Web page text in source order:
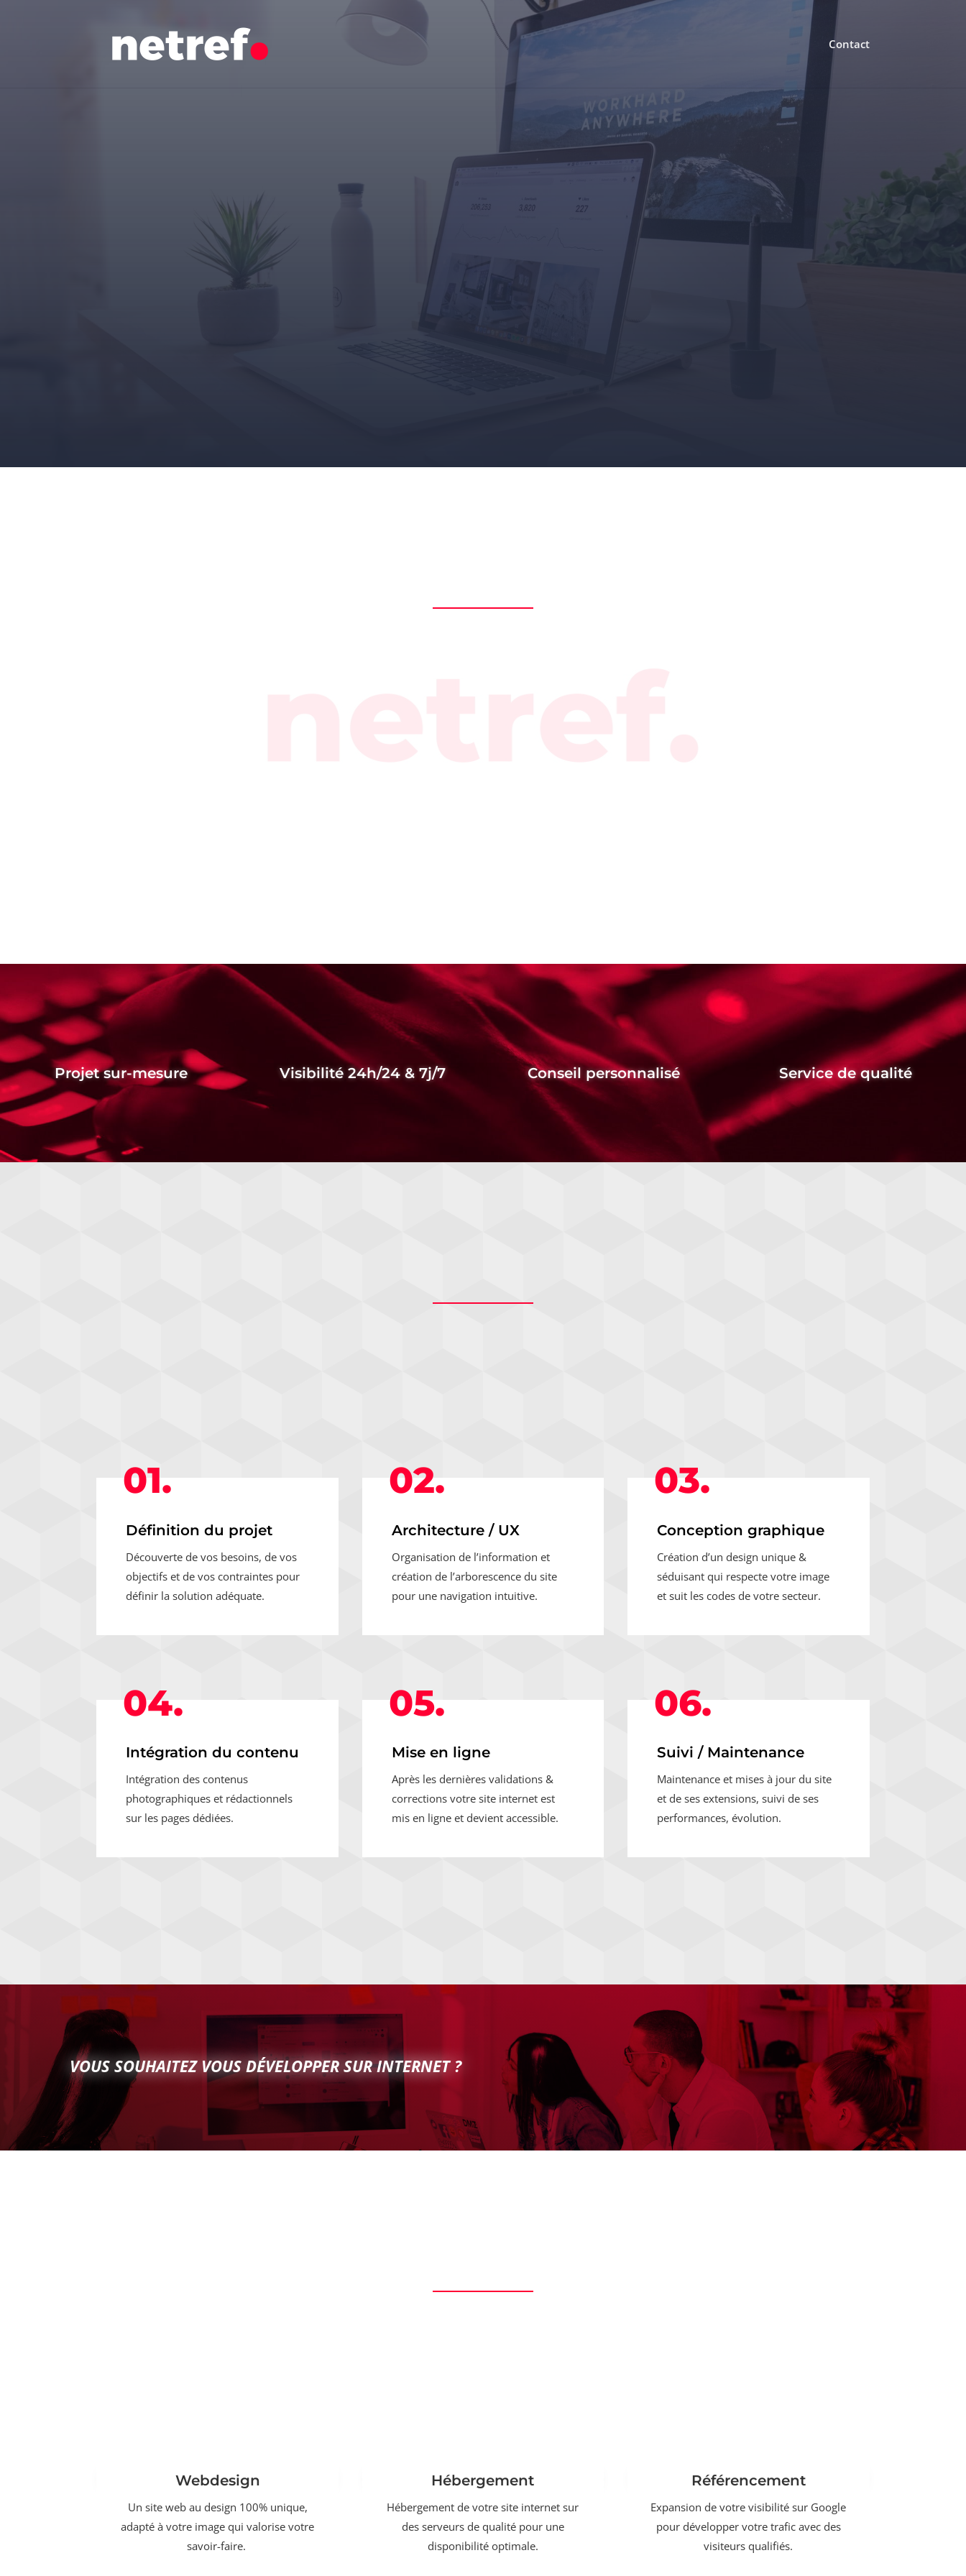
Contact
Projet sur-mesure Visibilité 24h/24 & 7j/7 Conseil personnalisé Service de qualité
01.
Définition du projet
Découverte de vos besoins, de vos
objectifs et de vos contraintes pour
définir la solution adéquate.
02.
Architecture / UX
Organisation de l’information et
création de l’arborescence du site
pour une navigation intuitive.
03.
Conception graphique
Création d’un design unique &
séduisant qui respecte votre image
et suit les codes de votre secteur.
04.
Intégration du contenu
Intégration des contenus
photographiques et rédactionnels
sur les pages dédiées.
05.
Mise en ligne
Après les dernières validations &
corrections votre site internet est
mis en ligne et devient accessible.
06.
Suivi / Maintenance
Maintenance et mises à jour du site
et de ses extensions, suivi de ses
performances, évolution.
VOUS SOUHAITEZ VOUS DÉVELOPPER SUR INTERNET ?
Webdesign
Un site web au design 100% unique,
adapté à votre image qui valorise votre
savoir-faire.
Hébergement
Hébergement de votre site internet sur
des serveurs de qualité pour une
disponibilité optimale.
Référencement
Expansion de votre visibilité sur Google
pour développer votre trafic avec des
visiteurs qualifiés.